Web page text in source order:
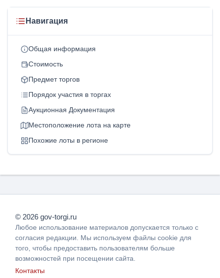
Навигация
Общая информация
Стоимость
Предмет торгов
Порядок участия в торгах
Аукционная Документация
Местоположение лота на карте
Похожие лоты в регионе
© 2026 gov-torgi.ru
Любое использование материалов допускается только с
согласия редакции. Мы используем файлы cookie для
того, чтобы предоставить пользователям больше
возможностей при посещении сайта.
Контакты